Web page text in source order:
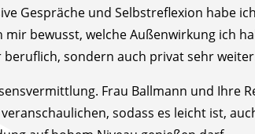
Gespräche und Selbstreflexion habe
mir bewusst, welche Außenwirkung ich
sondern auch privat sehr
Frau Ballmann und Ihre
sodass es leicht ist,